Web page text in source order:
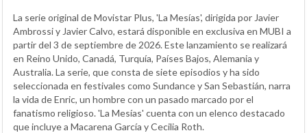
La serie original de Movistar Plus, 'La Mesías', dirigida por Javier
Ambrossi y Javier Calvo, estará disponible en exclusiva en MUBI a
partir del 3 de septiembre de 2026. Este lanzamiento se realizará
en Reino Unido, Canadá, Turquía, Países Bajos, Alemania y
Australia. La serie, que consta de siete episodios y ha sido
seleccionada en festivales como Sundance y San Sebastián, narra
la vida de Enric, un hombre con un pasado marcado por el
fanatismo religioso. 'La Mesías' cuenta con un elenco destacado
que incluye a Macarena García y Cecilia Roth.